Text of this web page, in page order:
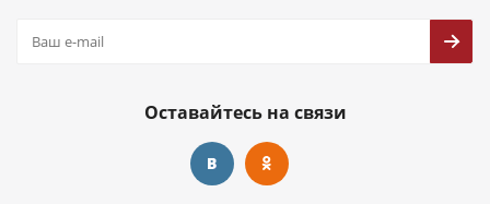
Оставайтесь на связи